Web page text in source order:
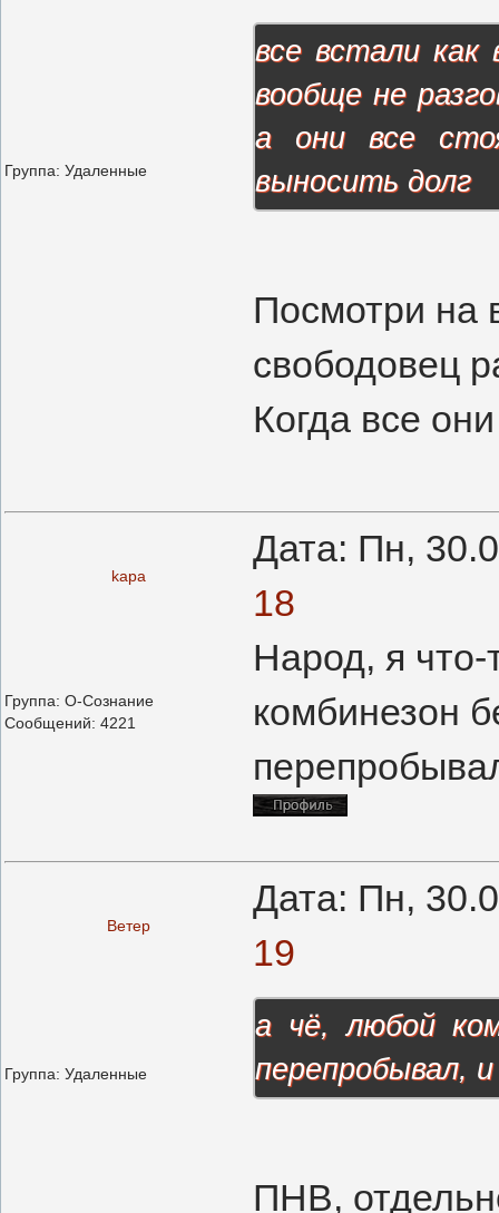
Группа: Удаленные
все встали
вообще не
а они все
выносить долг
Посмотри на
свободовец
Когда все
kapa
Дата: Пн,
18
Группа: О-Сознание
Сообщений: 4221
Народ, я
комбинезон
Ветер
Дата: Пн,
19
Группа: Удаленные
а чё, любой
перепробывал,
ПНВ,